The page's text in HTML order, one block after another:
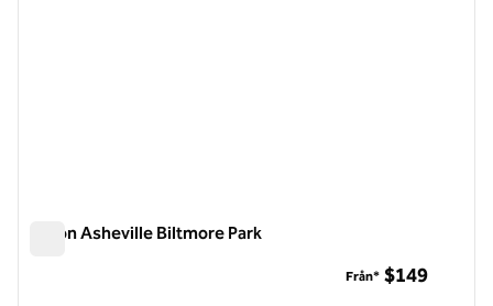
Hilton Asheville Biltmore Park
Från* $149